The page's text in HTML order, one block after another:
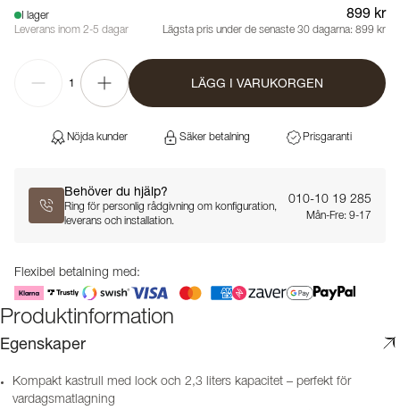
I lager
Leverans inom 2-5 dagar
899 kr
Lägsta pris under de senaste 30 dagarna: 899 kr
1 LÄGG I VARUKORGEN
Nöjda kunder Säker betalning Prisgaranti
Behöver du hjälp?
Ring för personlig rådgivning om konfiguration,
leverans och installation.
010-10 19 285
Mån-Fre: 9-17
Flexibel betalning med:
Produktinformation
Egenskaper
Kompakt kastrull med lock och 2,3 liters kapacitet – perfekt för
vardagsmatlagning